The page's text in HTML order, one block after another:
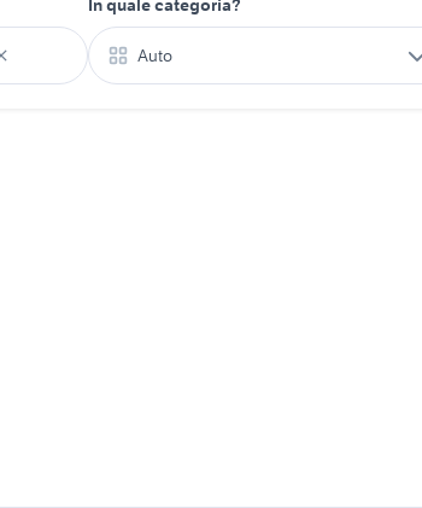
In quale categoria?
Auto